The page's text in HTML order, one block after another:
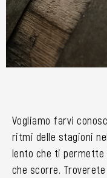
Vogliamo farvi
ritmi delle stagioni
lento che ti permette
che scorre.